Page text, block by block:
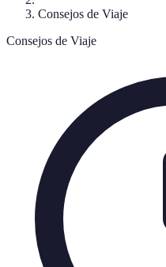
Consejos de Viaje
Consejos de Viaje